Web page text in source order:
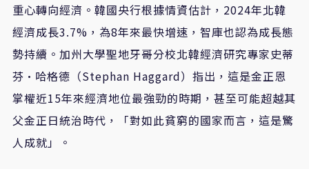
重心轉向經濟。韓國央行根據情資估計，2024年北韓
經濟成長3.7%，為8年來最快增速，智庫也認為成長態
勢持續。加州大學聖地牙哥分校北韓經濟研究專家史蒂
芬·哈格德（Stephan Haggard）指出，這是金正恩
掌權近15年來經濟地位最強勁的時期，甚至可能超越其
父金正日統治時代，「對如此貧窮的國家而言，這是驚
人成就」。